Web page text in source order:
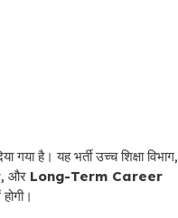
गया है। यह भर्ती उच्च शिक्षा विभाग,
, और Long-Term Career